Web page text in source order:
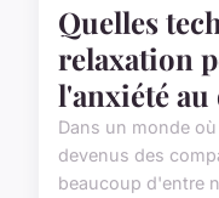
Quelles
relaxation
l'anxiété
Dans un monde
devenus des
beaucoup d'entre